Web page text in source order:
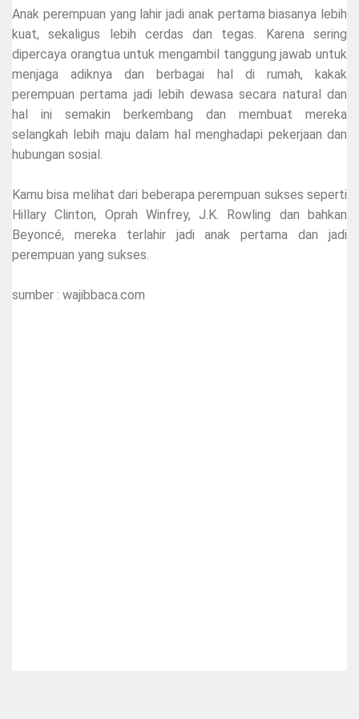
Anak perempuan yang lahir jadi anak pertama biasanya lebih
kuat, sekaligus lebih cerdas dan tegas. Karena sering
dipercaya orangtua untuk mengambil tanggung jawab untuk
menjaga adiknya dan berbagai hal di rumah, kakak
perempuan pertama jadi lebih dewasa secara natural dan
hal ini semakin berkembang dan membuat mereka
selangkah lebih maju dalam hal menghadapi pekerjaan dan
hubungan sosial.
Kamu bisa melihat dari beberapa perempuan sukses seperti
Hillary Clinton, Oprah Winfrey, J.K. Rowling dan bahkan
Beyoncé, mereka terlahir jadi anak pertama dan jadi
perempuan yang sukses.
sumber : wajibbaca.com